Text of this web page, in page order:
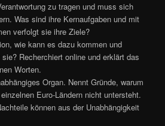
zu tragen und muss sich
Was sind ihre Kernaufgaben und mit
verfolgt sie ihre Ziele?
wie kann es dazu kommen und
Recherchiert online und erklärt das
Worten.
Organ. Nennt Gründe, warum
Euro-Ländern nicht untersteht.
können aus der Unabhängigkeit